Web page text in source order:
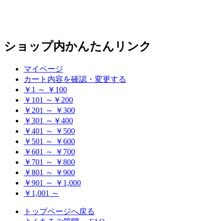
ショップ内かんたんリンク
マイページ
カート内容を確認・変更する
￥1 ～ ￥100
￥101 ～￥200
￥201 ～ ￥300
￥301 ～￥400
￥401 ～ ￥500
￥501 ～ ￥600
￥601 ～ ￥700
￥701 ～ ￥800
￥801 ～ ￥900
￥901 ～ ￥1,000
￥1,001 ～
トップページへ戻る